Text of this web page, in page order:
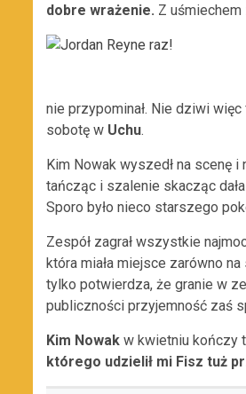
dobre wrażenie. Z
nie przypominał. Nie dziwi
sobotę w Uchu.
Kim Nowak wyszedł na scenę i
tańcząc i szalenie skacząc
Sporo było nieco starszego
Zespół zagrał wszystkie
która miała miejsce zarówno
tylko potwierdza, że granie w
publiczności przyjemność zaś
Kim Nowak w kwietniu kończy
którego udzielił mi Fisz tuż